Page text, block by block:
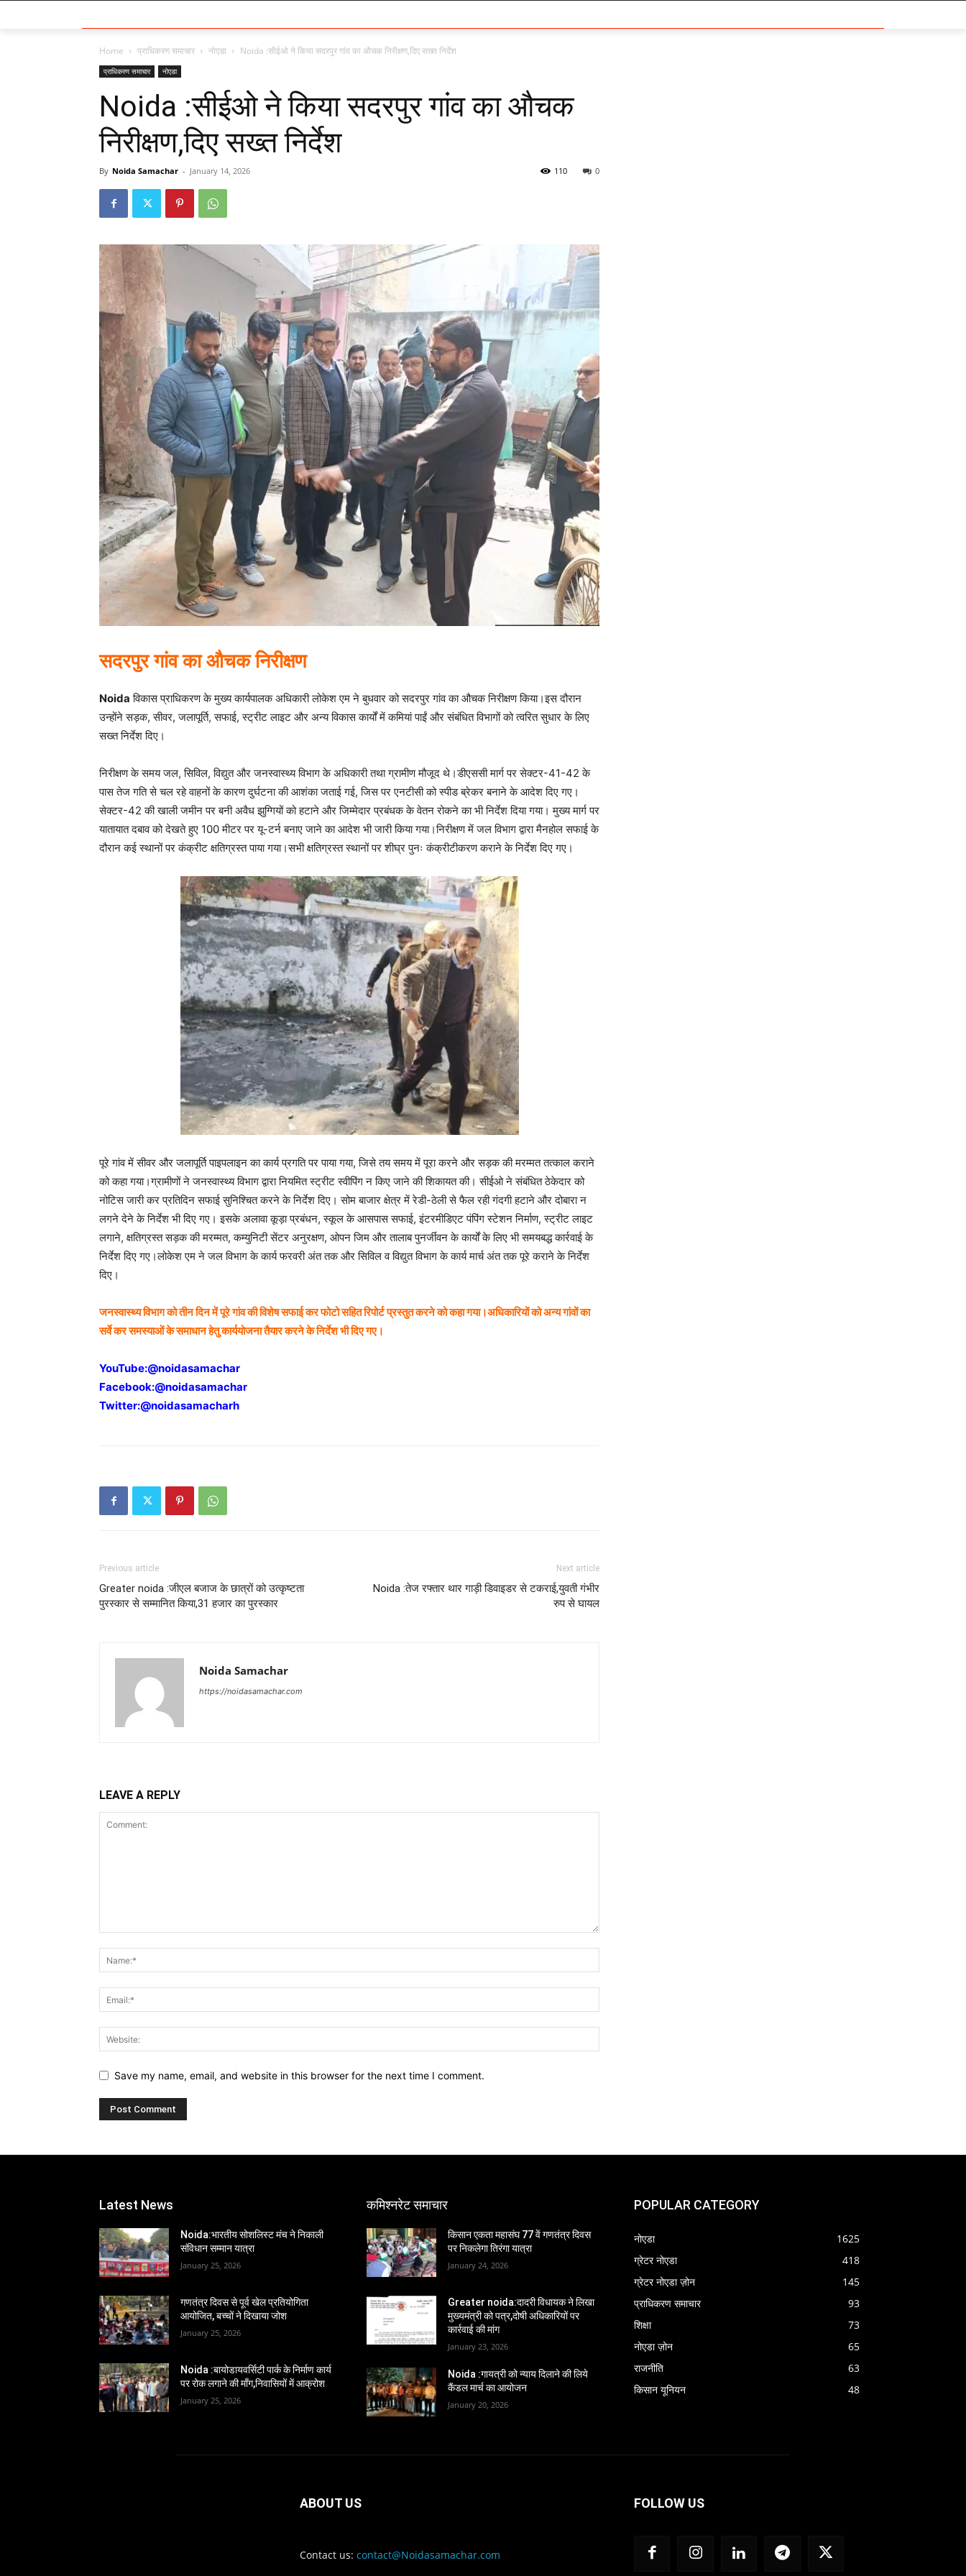
Home प्राधिकरण समाचार नोएडा Noida :सीईओ ने किया सदरपुर गांव का औचक निरीक्षण,दिए सख्त निर्देश
प्राधिकरण समाचार नोएडा
Noida :सीईओ ने किया सदरपुर गांव का औचक
निरीक्षण,दिए सख्त निर्देश
By Noida Samachar - January 14, 2026 0
110
सदरपुर गांव का औचक निरीक्षण
Noida विकास प्राधिकरण के मुख्य कार्यपालक अधिकारी लोकेश एम ने बुधवार को सदरपुर गांव का औचक निरीक्षण किया।इस दौरान
उन्होंने सड़क, सीवर, जलापूर्ति, सफाई, स्ट्रीट लाइट और अन्य विकास कार्यों में कमियां पाईं और संबंधित विभागों को त्वरित सुधार के लिए
सख्त निर्देश दिए।
निरीक्षण के समय जल, सिविल, विद्युत और जनस्वास्थ्य विभाग के अधिकारी तथा ग्रामीण मौजूद थे।डीएससी मार्ग पर सेक्टर-41-42 के
पास तेज गति से चल रहे वाहनों के कारण दुर्घटना की आशंका जताई गई, जिस पर एनटीसी को स्पीड ब्रेकर बनाने के आदेश दिए गए।
सेक्टर-42 की खाली जमीन पर बनी अवैध झुग्गियों को हटाने और जिम्मेदार प्रबंधक के वेतन रोकने का भी निर्देश दिया गया। मुख्य मार्ग पर
यातायात दबाव को देखते हुए 100 मीटर पर यू-टर्न बनाए जाने का आदेश भी जारी किया गया।निरीक्षण में जल विभाग द्वारा मैनहोल सफाई के
दौरान कई स्थानों पर कंक्रीट क्षतिग्रस्त पाया गया।सभी क्षतिग्रस्त स्थानों पर शीघ्र पुनः कंक्रीटीकरण कराने के निर्देश दिए गए।
पूरे गांव में सीवर और जलापूर्ति पाइपलाइन का कार्य प्रगति पर पाया गया, जिसे तय समय में पूरा करने और सड़क की मरम्मत तत्काल कराने
को कहा गया।ग्रामीणों ने जनस्वास्थ्य विभाग द्वारा नियमित स्ट्रीट स्वीपिंग न किए जाने की शिकायत की। सीईओ ने संबंधित ठेकेदार को
नोटिस जारी कर प्रतिदिन सफाई सुनिश्चित करने के निर्देश दिए। सोम बाजार क्षेत्र में रेडी-ठेली से फैल रही गंदगी हटाने और दोबारा न
लगने देने के निर्देश भी दिए गए। इसके अलावा कूड़ा प्रबंधन, स्कूल के आसपास सफाई, इंटरमीडिएट पंपिंग स्टेशन निर्माण, स्ट्रीट लाइट
लगाने, क्षतिग्रस्त सड़क की मरम्मत, कम्युनिटी सेंटर अनुरक्षण, ओपन जिम और तालाब पुनर्जीवन के कार्यों के लिए भी समयबद्ध कार्रवाई के
निर्देश दिए गए।लोकेश एम ने जल विभाग के कार्य फरवरी अंत तक और सिविल व विद्युत विभाग के कार्य मार्च अंत तक पूरे कराने के निर्देश
दिए।
जनस्वास्थ्य विभाग को तीन दिन में पूरे गांव की विशेष सफाई कर फोटो सहित रिपोर्ट प्रस्तुत करने को कहा गया।अधिकारियों को अन्य गांवों का
सर्वे कर समस्याओं के समाधान हेतु कार्ययोजना तैयार करने के निर्देश भी दिए गए।
YouTube:@noidasamachar
Facebook:@noidasamachar
Twitter:@noidasamacharh
Previous article
Greater noida :जीएल बजाज के छात्रों को उत्कृष्टता
पुरस्कार से सम्मानित किया,31 हजार का पुरस्कार
Next article
Noida :तेज रफ्तार थार गाड़ी डिवाइडर से टकराई,युवती गंभीर
रुप से घायल
Noida Samachar
https://noidasamachar.com
LEAVE A REPLY
Save my name, email, and website in this browser for the next time I comment.
Latest News
Noida:भारतीय सोशलिस्ट मंच ने निकाली
संविधान सम्मान यात्रा
January 25, 2026
गणतंत्र दिवस से पूर्व खेल प्रतियोगिता
आयोजित, बच्चों ने दिखाया जोश
January 25, 2026
Noida :बायोडायवर्सिटी पार्क के निर्माण कार्य
पर रोक लगाने की माँग,निवासियों में आक्रोश
January 25, 2026
कमिश्नरेट समाचार
किसान एकता महासंघ 77 वें गणतंत्र दिवस
पर निकलेगा तिरंगा यात्रा
January 24, 2026
Greater noida:दादरी विधायक ने लिखा
मुख्यमंत्री को पत्र,दोषी अधिकारियों पर
कार्रवाई की मांग
January 23, 2026
Noida :गायत्री को न्याय दिलाने की लिये
कैंडल मार्च का आयोजन
January 20, 2026
POPULAR CATEGORY
नोएडा
1625
ग्रेटर नोएडा
418
ग्रेटर नोएडा ज़ोन
145
प्राधिकरण समाचार
93
शिक्षा
73
नोएडा ज़ोन
65
राजनीति
63
किसान यूनियन
48
ABOUT US
Contact us: contact@Noidasamachar.com
FOLLOW US